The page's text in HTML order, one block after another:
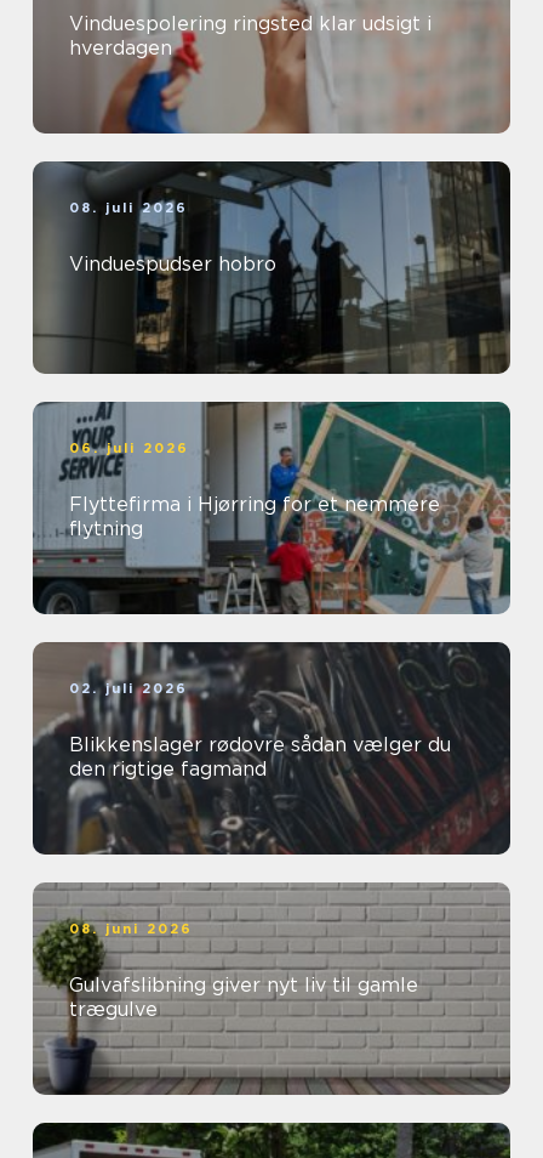
Vinduespolering ringsted klar udsigt i
hverdagen
08. juli 2026
Vinduespudser hobro
06. juli 2026
Flyttefirma i Hjørring for et nemmere
flytning
02. juli 2026
Blikkenslager rødovre sådan vælger du
den rigtige fagmand
08. juni 2026
Gulvafslibning giver nyt liv til gamle
trægulve